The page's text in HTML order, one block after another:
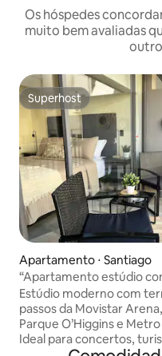
Os hóspedes
muito bem avaliadas
Superhost
Superhost
Apartamento ⋅ Santiago
“Apartamento estúdio
poucos passos da
Estúdio moderno com
passos da Movistar
Parque O’Higgins e
Ideal para concertos,